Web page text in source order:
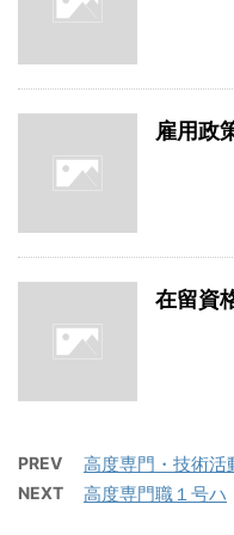
雇用政
在留資
PREV 高度専門・技術活
NEXT 高度専門職１号ハ